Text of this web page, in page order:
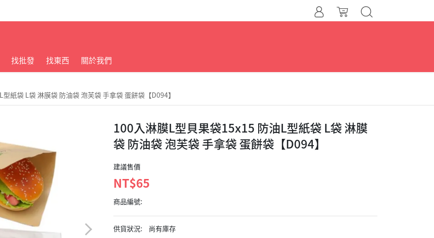
找批發 找東西 關於我們
紙袋 L袋 淋膜袋 防油袋 泡芙袋 手拿袋 蛋餅袋【D094】
100入淋膜L型貝果袋15x15 防油L型紙袋 L袋 淋膜
袋 防油袋 泡芙袋 手拿袋 蛋餅袋【D094】
建議售價
NT$65
商品編號:
供貨狀況: 尚有庫存